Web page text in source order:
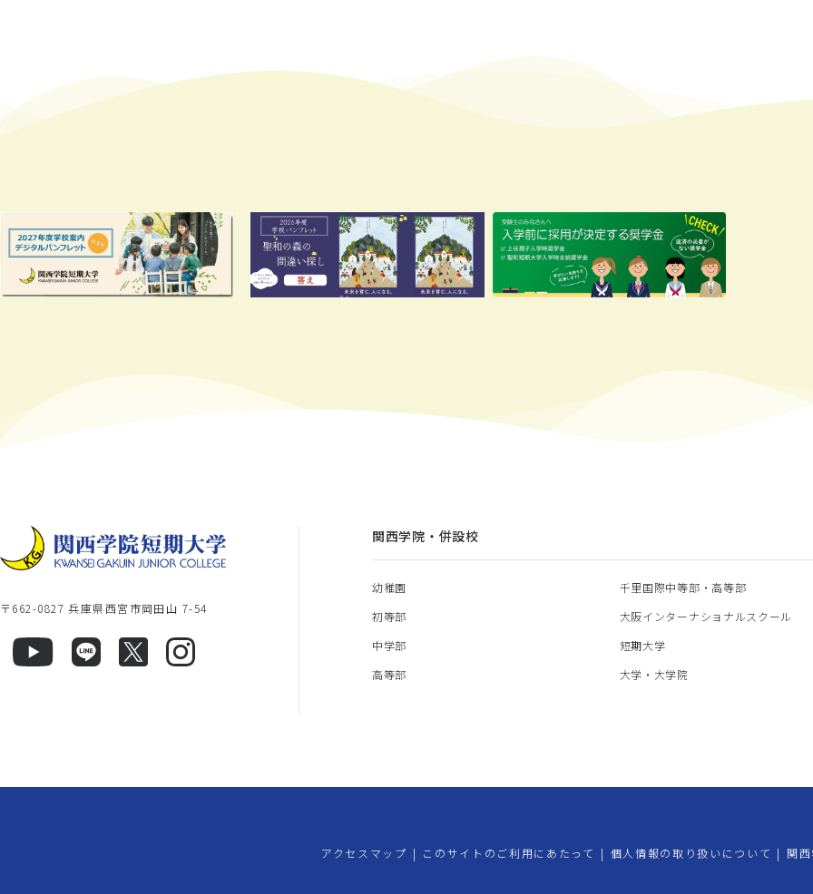
〒662-0827 兵庫県西宮市岡田山 7-54
関西学院・併設校
幼稚園
初等部
中学部
高等部
千里国際中等部・高等部
大阪インターナショナルスクール
短期大学
大学・大学院
アクセスマップ | このサイトのご利用にあたって | 個人情報の取り扱いについて | 関